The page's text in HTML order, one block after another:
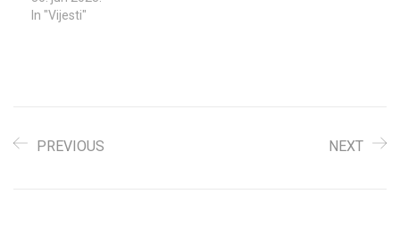
In "Vijesti"
PREVIOUS NEXT